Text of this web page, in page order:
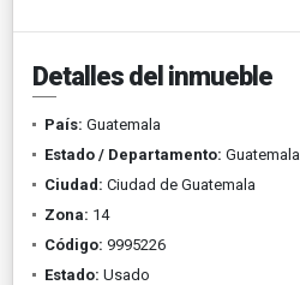
Detalles del inmueble
País: Guatemala
Estado / Departamento: Guatemala
Ciudad: Ciudad de Guatemala
Zona: 14
Código: 9995226
Estado: Usado